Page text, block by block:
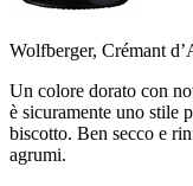
Wolfberger, Crémant
Un colore dorato con
è sicuramente uno stile
biscotto. Ben secco e
agrumi.